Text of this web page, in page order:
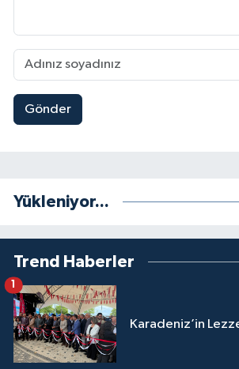
Gönder
Yükleniyor...
Trend Haberler
Karadeniz’in